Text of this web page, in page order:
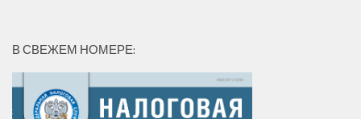
В СВЕЖЕМ НОМЕРЕ: